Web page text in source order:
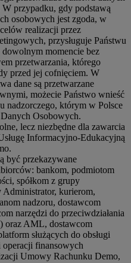
przypadku, gdy podstawą
osobowych jest zgoda, w
realizacji przez
przysługuje Państwu
momencie bez
przetwarzania, którego
przed jej cofnięciem. W
dane są przetwarzane
możecie Państwo wnieść
nadzorczego, którym w Polsce
Osobowych.
lecz niezbędne dla zawarcia
Informacyjno-Edukacyjną
być przekazywane
bankom, podmiotom
spółkom z grupy
Administrator, kurierom,
nadzoru, dostawcom
narzędzi do przeciwdziałania
oraz AML, dostawcom
służących do obsługi
finansowych
Umowy Rachunku Demo,